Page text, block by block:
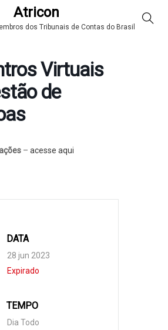
Atricon
dos Tribunais de Contas do Brasil
Virtuais
de
– acesse aqui
DATA
28 jun 2023
Expirado
TEMPO
Dia Todo